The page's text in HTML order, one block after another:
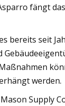
fängt
bereits seit
werden.
Supply